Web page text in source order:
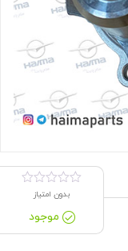
بدون امتیاز
موجود